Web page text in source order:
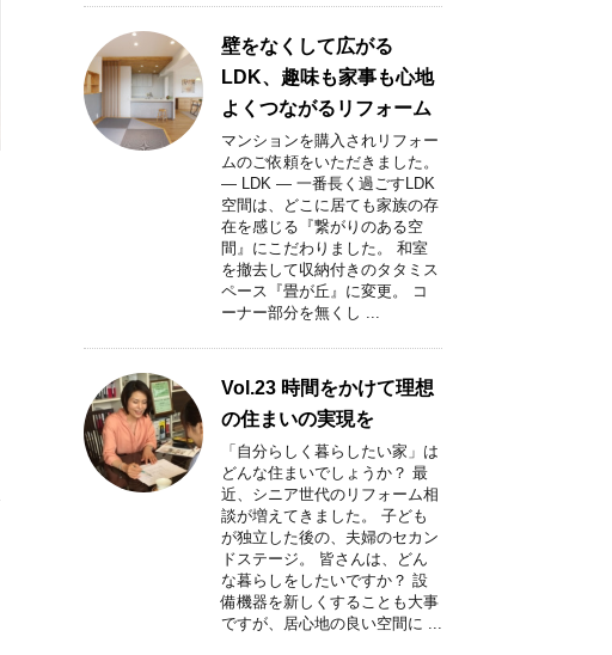
壁をなくして広がる
LDK、趣味も家事も心地
よくつながるリフォーム
マンションを購入されリフォー
ムのご依頼をいただきました。
― LDK ― 一番長く過ごすLDK
空間は、どこに居ても家族の存
在を感じる『繋がりのある空
間』にこだわりました。 和室
を撤去して収納付きのタタミス
ペース『畳が丘』に変更。 コ
ーナー部分を無くし ...
Vol.23 時間をかけて理想
の住まいの実現を
「自分らしく暮らしたい家」は
どんな住まいでしょうか？ 最
近、シニア世代のリフォーム相
談が増えてきました。 子ども
が独立した後の、夫婦のセカン
ドステージ。 皆さんは、どん
な暮らしをしたいですか？ 設
備機器を新しくすることも大事
ですが、居心地の良い空間に ...